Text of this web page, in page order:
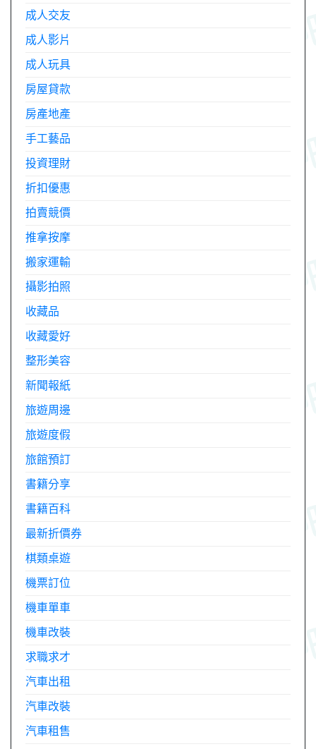
成人交友
成人影片
成人玩具
房屋貸款
房產地產
手工藝品
投資理財
折扣優惠
拍賣競價
推拿按摩
搬家運輸
攝影拍照
收藏品
收藏愛好
整形美容
新聞報紙
旅遊周邊
旅遊度假
旅館預訂
書籍分享
書籍百科
最新折價券
棋類桌遊
機票訂位
機車單車
機車改裝
求職求才
汽車出租
汽車改裝
汽車租售